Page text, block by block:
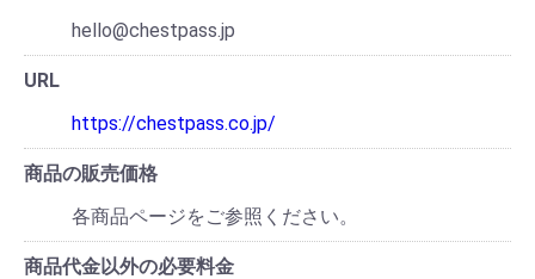
hello@chestpass.jp
URL
https://chestpass.co.jp/
商品の販売価格
各商品ページをご参照ください。
商品代金以外の必要料金